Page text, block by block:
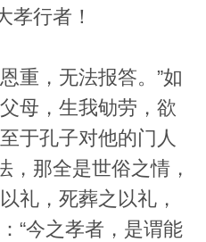
孝行者！
重，无法报答。”如
母，生我劬劳，欲
于孔子对他的门人
，那全是世俗之情，
礼，死葬之以礼，
“今之孝者，是谓能